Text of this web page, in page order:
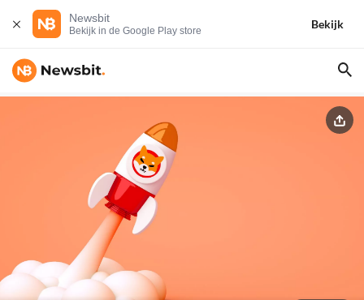
Newsbit
Bekijk in de Google Play store
Bekijk